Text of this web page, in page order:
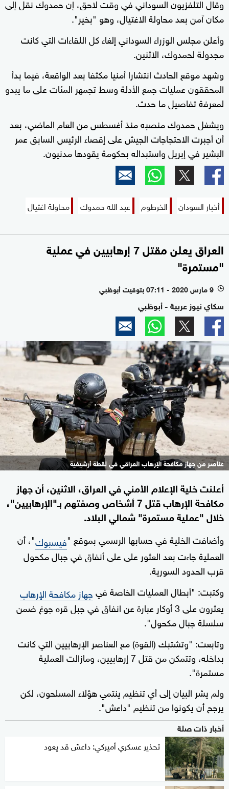
وقال التلفزيون السوداني في وقت لاحق، إن حمدوك نقل إلى
مكان آمن بعد محاولة الاغتيال، وهو "بخير".
وأعلن مجلس الوزراء السوداني إلغاء كل اللقاءات التي كانت
مجدولة لحمدوك، الاثنين.
وشهد موقع الحادث انتشارا أمنيا مكثفا بعد الواقعة، فيما بدأ
المحققون عمليات جمع الأدلة وسط تجمهر المئات على ما يبدو
لمعرفة تفاصيل ما حدث.
ويشغل حمدوك منصبه منذ أغسطس من العام الماضي، بعد
أن أجبرت الاحتجاجات الجيش على إقصاء الرئيس السابق عمر
البشير في إبريل واستبداله بحكومة يقودها مدنيون.
أخبار السودان الخرطوم عبد الله حمدوك محاولة اغتيال
العراق يعلن مقتل 7 إرهابيين في عملية
"مستمرة"
l 9 مارس 2020 - 07:11 بتوقيت أبوظبي
سكاي نيوز عربية - أبوظبي
عناصر من جهاز مكافحة الإرهاب العراقي في لقطة أرشيفية
أعلنت خلية الإعلام الأمني في العراق، الاثنين، أن جهاز
مكافحة الإرهاب قتل 7 أشخاص وصفتهم بـ"الإرهابيين"،
خلال "عملية مستمرة" شمالي البلاد.
وأضافت الخلية في حسابها الرسمي بموقع "فيسبوك"، أن
العملية جاءت بعد العثور على على أنفاق في جبال مكحول
قرب الحدود السورية.
وكتبت: "أبطال العمليات الخاصة فيجهاز مكافحة الإرهاب
يعثرون على 3 أوكار عبارة عن انفاق في جبل قره جوغ ضمن
سلسلة جبال مكحول".
وتابعت: "وتشتبك (القوة) مع العناصر الإرهابيين التي كانت
بداخله، وتتمكن من قتل 7 إرهابيين، ومازالت العملية
مستمرة".
ولم يشر البيان إلى أي تنظيم ينتمي هؤلاء المسلحون، لكن
يرجح أن يكونوا من تنظيم "داعش".
أخبار ذات صلة
تحذير عسكري أميركي: داعش قد يعود